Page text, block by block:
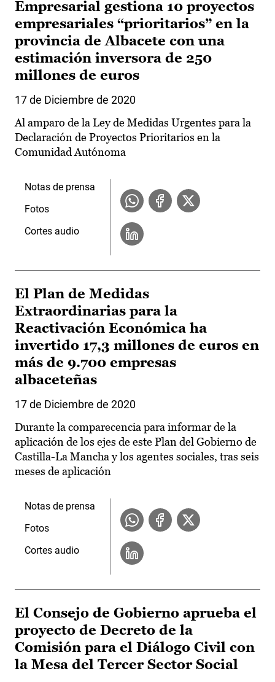
Empresarial gestiona 10 proyectos
empresariales “prioritarios” en la
provincia de Albacete con una
estimación inversora de 250
millones de euros
17 de Diciembre de 2020
Al amparo de la Ley de Medidas Urgentes para la
Declaración de Proyectos Prioritarios en la
Comunidad Autónoma
Notas de prensa
Fotos
Cortes audio
El Plan de Medidas
Extraordinarias para la
Reactivación Económica ha
invertido 17,3 millones de euros en
más de 9.700 empresas
albaceteñas
17 de Diciembre de 2020
Durante la comparecencia para informar de la
aplicación de los ejes de este Plan del Gobierno de
Castilla-La Mancha y los agentes sociales, tras seis
meses de aplicación
Notas de prensa
Fotos
Cortes audio
El Consejo de Gobierno aprueba el
proyecto de Decreto de la
Comisión para el Diálogo Civil con
la Mesa del Tercer Sector Social